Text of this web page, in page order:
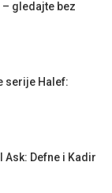
gledajte bez
serije Halef:
Defne i Kadir